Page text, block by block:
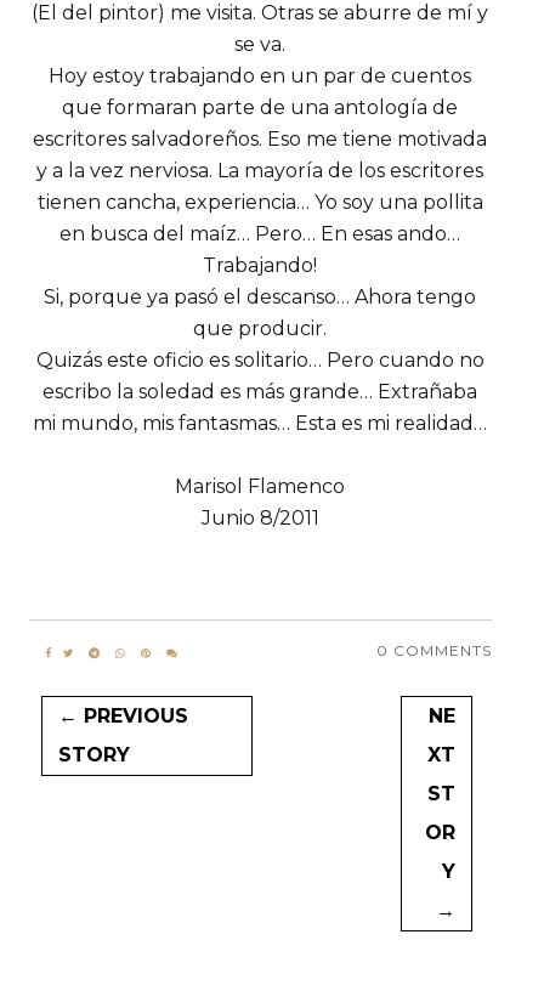
(El del pintor) me visita. Otras se aburre de mí y
se va.
Hoy estoy trabajando en un par de cuentos
que formaran parte de una antología de
escritores salvadoreños. Eso me tiene motivada
y a la vez nerviosa. La mayoría de los escritores
tienen cancha, experiencia… Yo soy una pollita
en busca del maíz… Pero… En esas ando…
Trabajando!
Si, porque ya pasó el descanso… Ahora tengo
que producir.
Quizás este oficio es solitario… Pero cuando no
escribo la soledad es más grande… Extrañaba
mi mundo, mis fantasmas… Esta es mi realidad…
Marisol Flamenco
Junio 8/2011
0 COMMENTS
← PREVIOUS
STORY
NE
XT
ST
OR
Y
→